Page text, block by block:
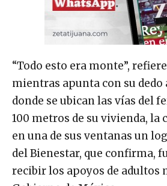
“Todo esto era monte”,
mientras apunta con su dedo
donde se ubican las vías del
100 metros de su vivienda, la
en una de sus ventanas un
del Bienestar, que confirma,
recibir los apoyos de adultos